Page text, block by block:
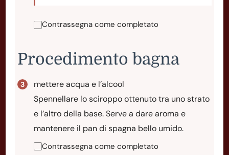
Contrassegna come completato
Procedimento bagna
mettere acqua e l’alcool
Spennellare lo sciroppo ottenuto tra uno strato
e l’altro della base. Serve a dare aroma e
mantenere il pan di spagna bello umido.
Contrassegna come completato